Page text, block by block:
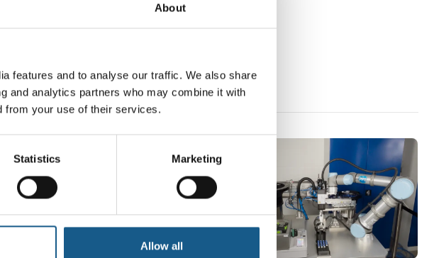
About
features and to analyse our traffic. We also share
and analytics partners who may combine it with
from your use of their services.
Statistics Marketing
Allow all
ny teknologi, der kan
vores kund
reguleringskrav og øget